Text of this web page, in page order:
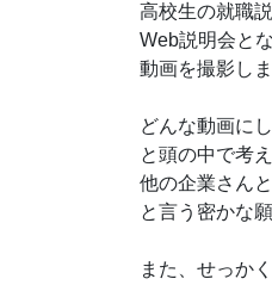
高校生の就職
Web説明会と
動画を撮影しま
どんな動画に
と頭の中で考
他の企業さん
と言う密かな
また、せっか